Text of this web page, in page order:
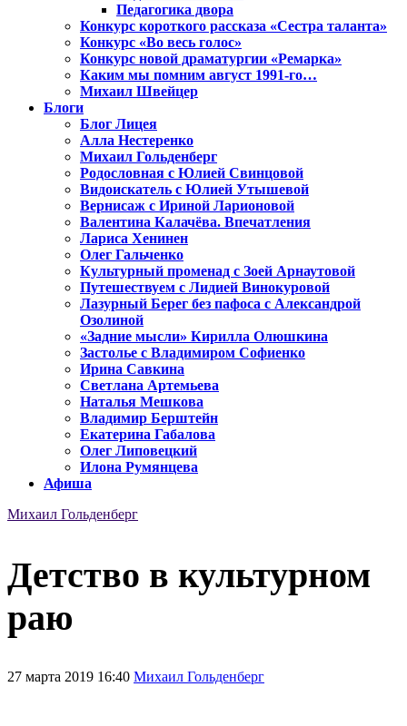
Педагогика двора
Конкурс короткого рассказа «Сестра таланта»
Конкурс «Во весь голос»
Конкурс новой драматургии «Ремарка»
Каким мы помним август 1991-го…
Михаил Швейцер
Блоги
Блог Лицея
Алла Нестеренко
Михаил Гольденберг
Родословная с Юлией Свинцовой
Видоискатель с Юлией Утышевой
Вернисаж с Ириной Ларионовой
Валентина Калачёва. Впечатления
Лариса Хенинен
Олег Гальченко
Культурный променад с Зоей Арнаутовой
Путешествуем с Лидией Винокуровой
Лазурный Берег без пафоса с Александрой
Озолиной
«Задние мысли» Кирилла Олюшкина
Застолье с Владимиром Софиенко
Ирина Савкина
Светлана Артемьева
Наталья Мешкова
Владимир Берштейн
Екатерина Габалова
Олег Липовецкий
Илона Румянцева
Афиша
Михаил Гольденберг
Детство в культурном
раю
27 марта 2019 16:40 Михаил Гольденберг